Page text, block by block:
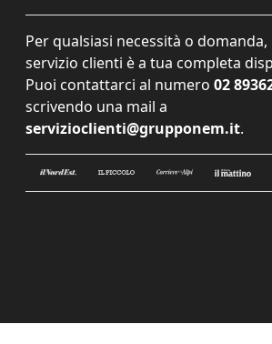
Per qualsiasi necessità o
servizio clienti è a tua completa
Puoi contattarci al numero 02
scrivendo una mail a
servizioclienti@grupponem.it.